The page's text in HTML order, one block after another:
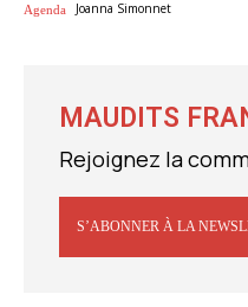
Agenda Joanna Simonnet
MAUDITS
Rejoignez la
S’ABONNER À LA